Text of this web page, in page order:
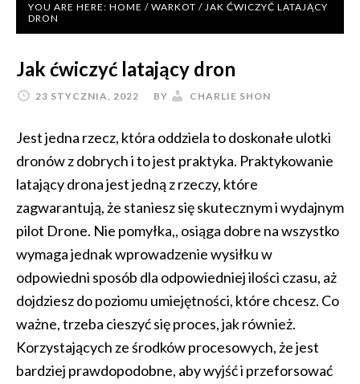
YOU ARE HERE: HOME / WARKOT / JAK ĆWICZYĆ LATAJĄCY
DRON
Jak ćwiczyć latający dron
23 STYCZNIA, 2022 BY CHARLIE SHON
Jest jedna rzecz, która oddziela to doskonałe ulotki
dronów z dobrych i to jest praktyka. Praktykowanie
latający drona jest jedną z rzeczy, które
zagwarantują, że staniesz się skutecznym i wydajnym
pilot Drone. Nie pomyłka,, osiąga dobre na wszystko
wymaga jednak wprowadzenie wysiłku w
odpowiedni sposób dla odpowiedniej ilości czasu, aż
dojdziesz do poziomu umiejętności, które chcesz. Co
ważne, trzeba cieszyć się proces, jak również.
Korzystających ze środków procesowych, że jest
bardziej prawdopodobne, aby wyjść i przeforsować